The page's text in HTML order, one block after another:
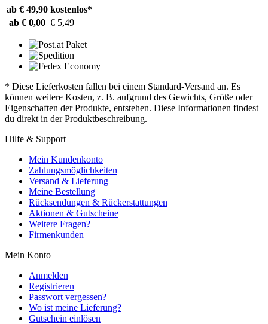
ab € 49,90 kostenlos*
ab € 0,00 € 5,49
* Diese Lieferkosten fallen bei einem Standard-Versand an. Es
können weitere Kosten, z. B. aufgrund des Gewichts, Größe oder
Eigenschaften der Produkte, entstehen. Diese Informationen findest
du direkt in der Produktbeschreibung.
Hilfe & Support
Mein Kundenkonto
Zahlungsmöglichkeiten
Versand & Lieferung
Meine Bestellung
Rücksendungen & Rückerstattungen
Aktionen & Gutscheine
Weitere Fragen?
Firmenkunden
Mein Konto
Anmelden
Registrieren
Passwort vergessen?
Wo ist meine Lieferung?
Gutschein einlösen